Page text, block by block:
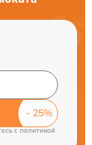
cполитикой